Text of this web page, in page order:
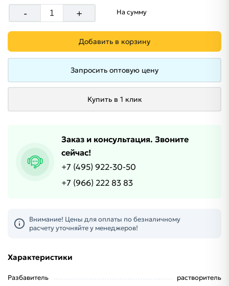
- + На сумму
Добавить в корзину
Запросить оптовую цену
Купить в 1 клик
Заказ и консультация. Звоните
сейчас!
+7 (495) 922-30-50
+7 (966) 222 83 83
Внимание! Цены для оплаты по безналичному
расчету уточняйте у менеджеров!
Характеристики
Разбавитель
растворитель